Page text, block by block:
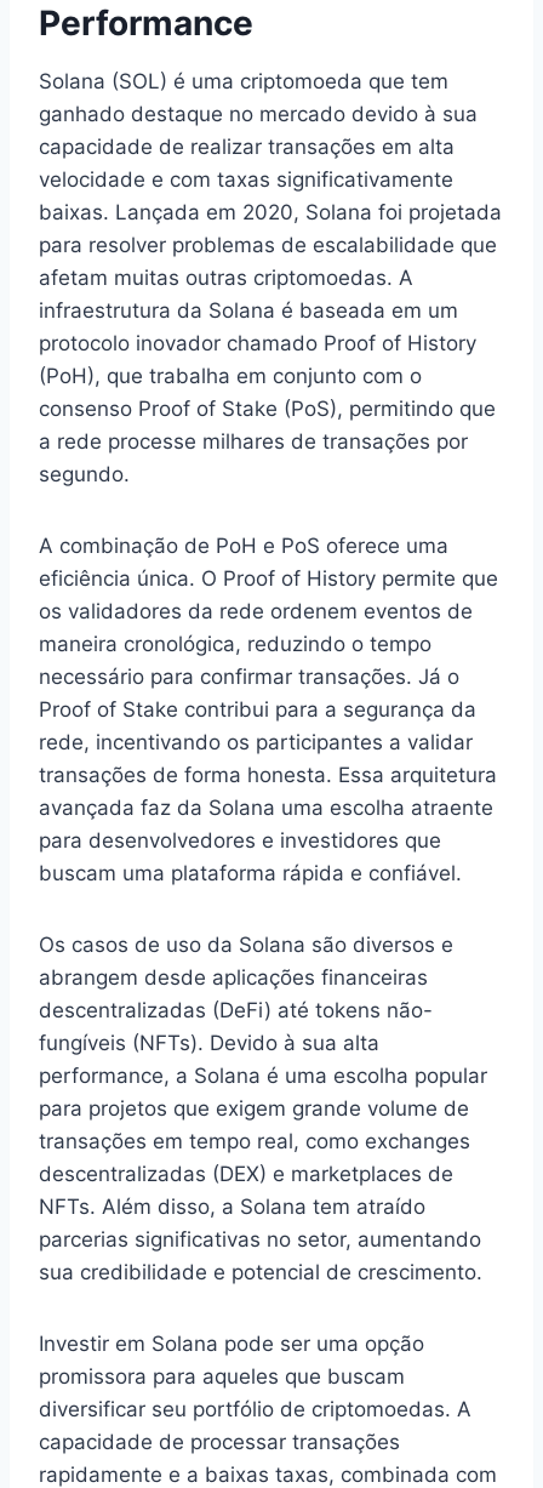
Performance
Solana (SOL) é uma criptomoeda que tem
ganhado destaque no mercado devido à sua
capacidade de realizar transações em alta
velocidade e com taxas significativamente
baixas. Lançada em 2020, Solana foi projetada
para resolver problemas de escalabilidade que
afetam muitas outras criptomoedas. A
infraestrutura da Solana é baseada em um
protocolo inovador chamado Proof of History
(PoH), que trabalha em conjunto com o
consenso Proof of Stake (PoS), permitindo que
a rede processe milhares de transações por
segundo.
A combinação de PoH e PoS oferece uma
eficiência única. O Proof of History permite que
os validadores da rede ordenem eventos de
maneira cronológica, reduzindo o tempo
necessário para confirmar transações. Já o
Proof of Stake contribui para a segurança da
rede, incentivando os participantes a validar
transações de forma honesta. Essa arquitetura
avançada faz da Solana uma escolha atraente
para desenvolvedores e investidores que
buscam uma plataforma rápida e confiável.
Os casos de uso da Solana são diversos e
abrangem desde aplicações financeiras
descentralizadas (DeFi) até tokens não-
fungíveis (NFTs). Devido à sua alta
performance, a Solana é uma escolha popular
para projetos que exigem grande volume de
transações em tempo real, como exchanges
descentralizadas (DEX) e marketplaces de
NFTs. Além disso, a Solana tem atraído
parcerias significativas no setor, aumentando
sua credibilidade e potencial de crescimento.
Investir em Solana pode ser uma opção
promissora para aqueles que buscam
diversificar seu portfólio de criptomoedas. A
capacidade de processar transações
rapidamente e a baixas taxas, combinada com